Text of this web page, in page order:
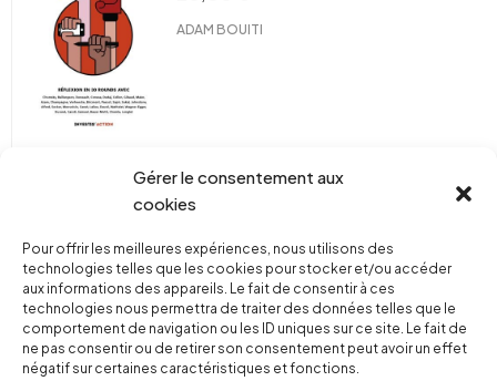
Gérer le consentement aux
cookies
Pour offrir les meilleures expériences, nous utilisons des
technologies telles que les cookies pour stocker et/ou accéder
aux informations des appareils. Le fait de consentir à ces
technologies nous permettra de traiter des données telles que le
comportement de navigation ou les ID uniques sur ce site. Le fait de
ne pas consentir ou de retirer son consentement peut avoir un effet
négatif sur certaines caractéristiques et fonctions.
ADAM BOUITI
TOUS NOS LIVRES
ARTICLES LES + LUS